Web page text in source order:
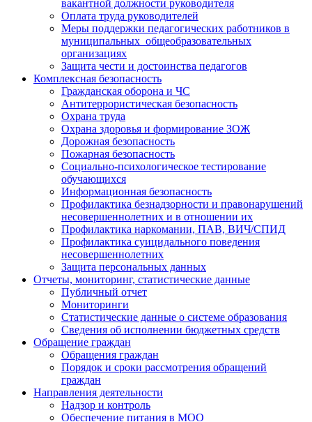
вакантной должности руководителя
Оплата труда руководителей
Меры поддержки педагогических работников в
муниципальных общеобразовательных
организациях
Защита чести и достоинства педагогов
Комплексная безопасность
Гражданская оборона и ЧС
Антитеррористическая безопасность
Охрана труда
Охрана здоровья и формирование ЗОЖ
Дорожная безопасность
Пожарная безопасность
Социально-психологическое тестирование
обучающихся
Информационная безопасность
Профилактика безнадзорности и правонарушений
несовершеннолетних и в отношении их
Профилактика наркомании, ПАВ, ВИЧ/СПИД
Профилактика суицидального поведения
несовершеннолетних
Защита персональных данных
Отчеты, мониторинг, статистические данные
Публичный отчет
Мониторинги
Статистические данные о системе образования
Сведения об исполнении бюджетных средств
Обращение граждан
Обращения граждан
Порядок и сроки рассмотрения обращений
граждан
Направления деятельности
Надзор и контроль
Обеспечение питания в МОО